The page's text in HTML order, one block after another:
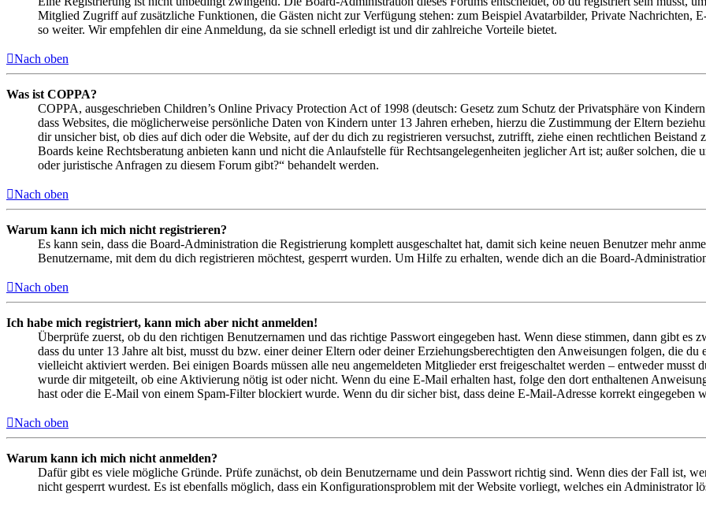
Mitglied Zugriff auf zusätzliche Funktionen, die Gästen nicht zur Verfügung stehen: zum Beispiel Avatarbilder, Private Nachrichten,
so weiter. Wir empfehlen dir eine Anmeldung, da sie schnell erledigt ist und dir zahlreiche Vorteile bietet.
Nach oben
Was ist COPPA?
COPPA, ausgeschrieben Children’s Online Privacy Protection Act of 1998 (deutsch: Gesetz zum Schutz der Privatsphäre von
dass Websites, die möglicherweise persönliche Daten von Kindern unter 13 Jahren erheben, hierzu die Zustimmung der Eltern
dir unsicher bist, ob dies auf dich oder die Website, auf der du dich zu registrieren versuchst, zutrifft, ziehe einen rechtlichen
Boards keine Rechtsberatung anbieten kann und nicht die Anlaufstelle für Rechtsangelegenheiten jeglicher Art ist; außer solchen,
oder juristische Anfragen zu diesem Forum gibt?“ behandelt werden.
Nach oben
Warum kann ich mich nicht registrieren?
Es kann sein, dass die Board-Administration die Registrierung komplett ausgeschaltet hat, damit sich keine neuen Benutzer mehr
Benutzername, mit dem du dich registrieren möchtest, gesperrt wurden. Um Hilfe zu erhalten, wende dich an die Board-
Nach oben
Ich habe mich registriert, kann mich aber nicht anmelden!
Überprüfe zuerst, ob du den richtigen Benutzernamen und das richtige Passwort eingegeben hast. Wenn diese stimmen, dann gibt es
dass du unter 13 Jahre alt bist, musst du bzw. einer deiner Eltern oder deiner Erziehungsberechtigten den Anweisungen folgen, die
vielleicht aktiviert werden. Bei einigen Boards müssen alle neu angemeldeten Mitglieder erst freigeschaltet werden – entweder musst
wurde dir mitgeteilt, ob eine Aktivierung nötig ist oder nicht. Wenn du eine E-Mail erhalten hast, folge den dort enthaltenen
hast oder die E-Mail von einem Spam-Filter blockiert wurde. Wenn du dir sicher bist, dass deine E-Mail-Adresse korrekt eingegeben
Nach oben
Warum kann ich mich nicht anmelden?
Dafür gibt es viele mögliche Gründe. Prüfe zunächst, ob dein Benutzername und dein Passwort richtig sind. Wenn dies der Fall ist,
nicht gesperrt wurdest. Es ist ebenfalls möglich, dass ein Konfigurationsproblem mit der Website vorliegt, welches ein Administrator